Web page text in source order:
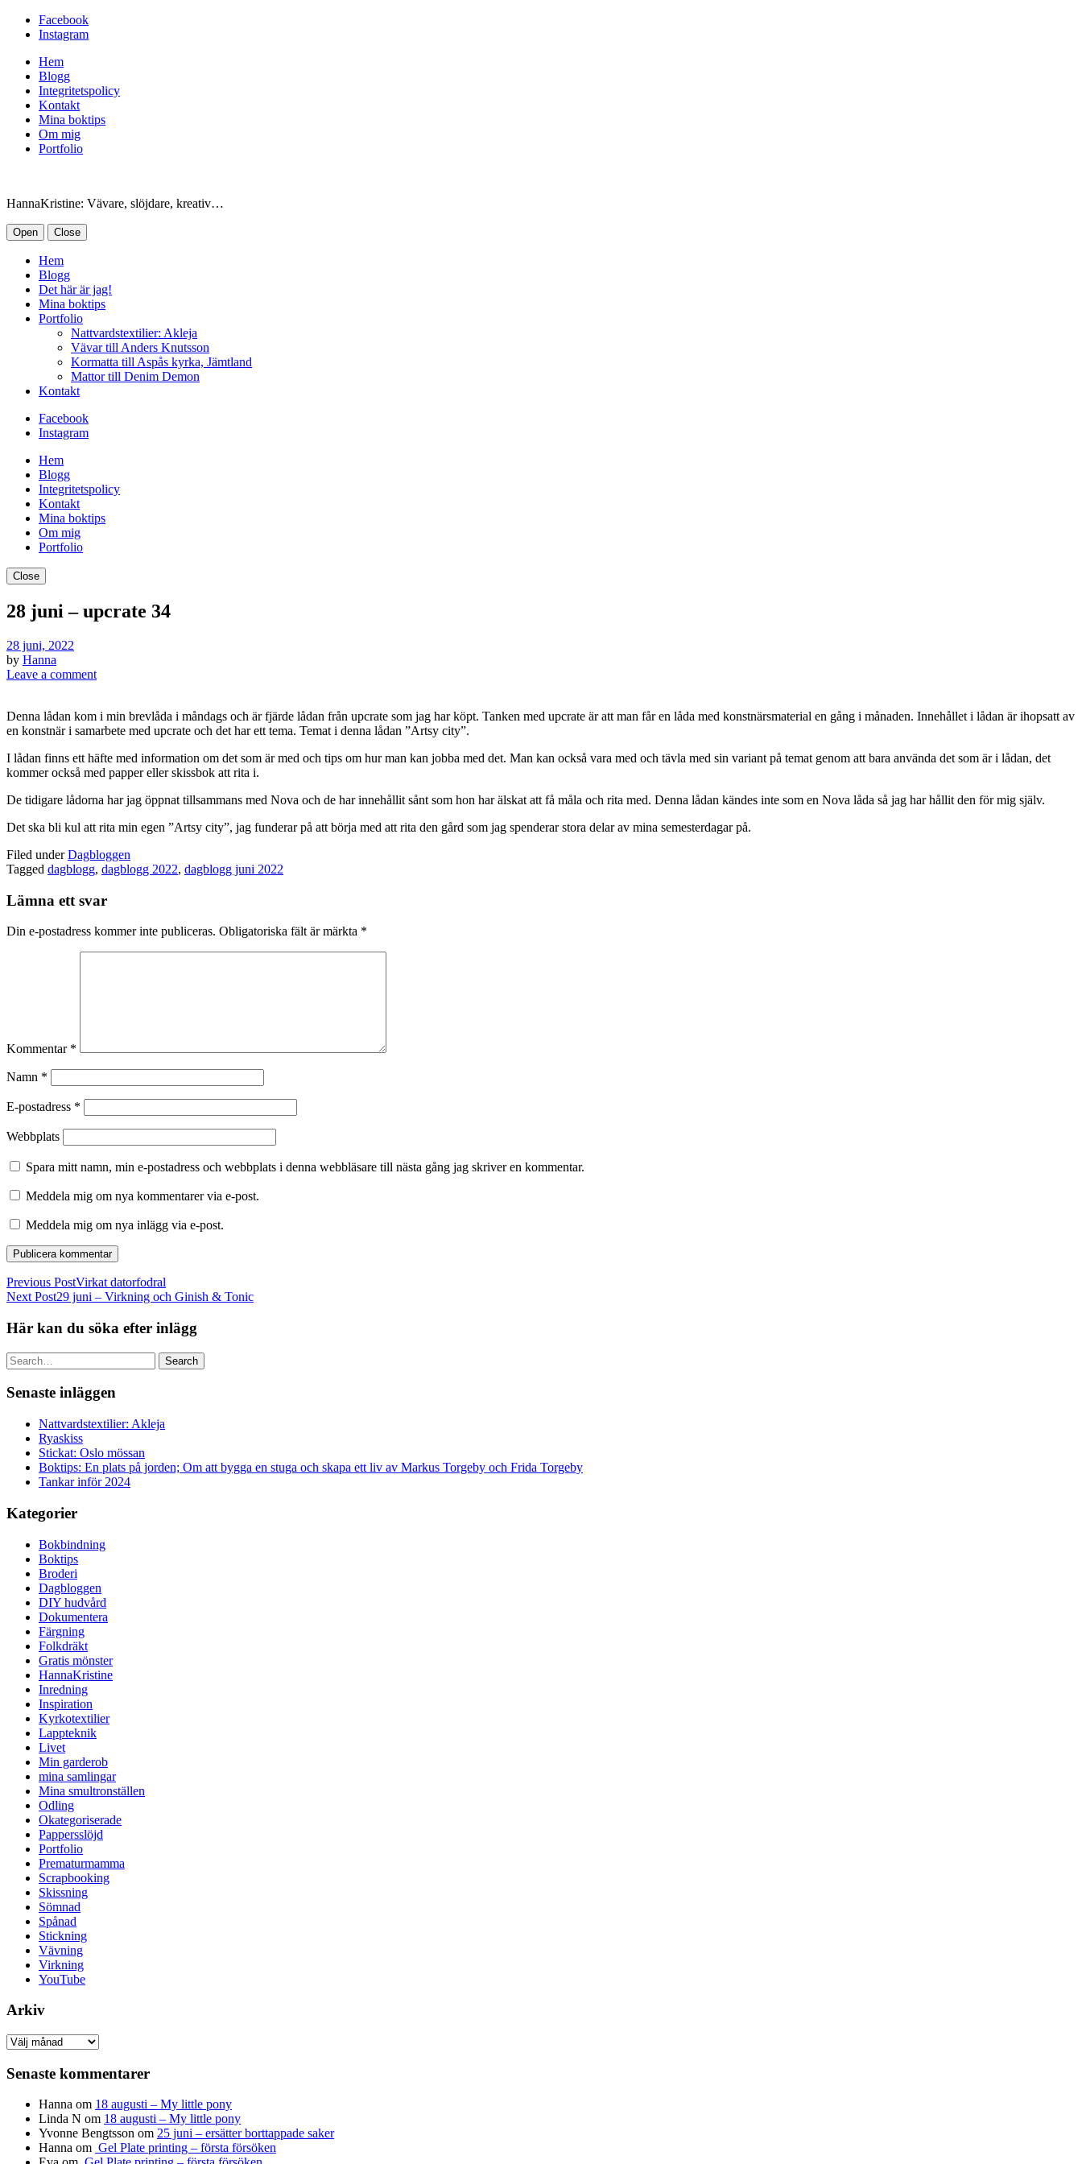
Facebook
Instagram
Hem
Blogg
Integritetspolicy
Kontakt
Mina boktips
Om mig
Portfolio
HannaKristine: Vävare, slöjdare, kreativ…
Open Close
Hem
Blogg
Det här är jag!
Mina boktips
Portfolio
Nattvardstextilier: Akleja
Vävar till Anders Knutsson
Kormatta till Aspås kyrka, Jämtland
Mattor till Denim Demon
Kontakt
Facebook
Instagram
Hem
Blogg
Integritetspolicy
Kontakt
Mina boktips
Om mig
Portfolio
Close
28 juni – upcrate 34
28 juni, 2022
by Hanna
Leave a comment
Denna lådan kom i min brevlåda i måndags och är fjärde lådan från upcrate som jag har köpt. Tanken med upcrate är att man får en låda med konstnärsmaterial en gång i månaden. Innehållet i lådan är ihopsatt av
en konstnär i samarbete med upcrate och det har ett tema. Temat i denna lådan ”Artsy city”.
I lådan finns ett häfte med information om det som är med och tips om hur man kan jobba med det. Man kan också vara med och tävla med sin variant på temat genom att bara använda det som är i lådan, det
kommer också med papper eller skissbok att rita i.
De tidigare lådorna har jag öppnat tillsammans med Nova och de har innehållit sånt som hon har älskat att få måla och rita med. Denna lådan kändes inte som en Nova låda så jag har hållit den för mig själv.
Det ska bli kul att rita min egen ”Artsy city”, jag funderar på att börja med att rita den gård som jag spenderar stora delar av mina semesterdagar på.
Filed underDagbloggen
Tagged dagblogg, dagblogg 2022, dagblogg juni 2022
Lämna ett svar
Din e-postadress kommer inte publiceras. Obligatoriska fält är märkta *
Kommentar *
Namn *
E-postadress *
Webbplats
Spara mitt namn, min e-postadress och webbplats i denna webbläsare till nästa gång jag skriver en kommentar.
Meddela mig om nya kommentarer via e-post.
Meddela mig om nya inlägg via e-post.
Previous PostVirkat datorfodral
Next Post29 juni – Virkning och Ginish & Tonic
Här kan du söka efter inlägg
Search
Senaste inläggen
Nattvardstextilier: Akleja
Ryaskiss
Stickat: Oslo mössan
Boktips: En plats på jorden; Om att bygga en stuga och skapa ett liv av Markus Torgeby och Frida Torgeby
Tankar inför 2024
Kategorier
Bokbindning
Boktips
Broderi
Dagbloggen
DIY hudvård
Dokumentera
Färgning
Folkdräkt
Gratis mönster
HannaKristine
Inredning
Inspiration
Kyrkotextilier
Lappteknik
Livet
Min garderob
mina samlingar
Mina smultronställen
Odling
Okategoriserade
Pappersslöjd
Portfolio
Prematurmamma
Scrapbooking
Skissning
Sömnad
Spånad
Stickning
Vävning
Virkning
YouTube
Arkiv
Arkiv
Senaste kommentarer
Hanna om 18 augusti – My little pony
Linda N om 18 augusti – My little pony
Yvonne Bengtsson om 25 juni – ersätter borttappade saker
Hanna om Gel Plate printing – första försöken